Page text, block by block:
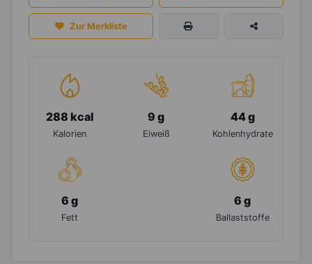
Zur Merkliste
288 kcal
Kalorien
9 g
Eiweiß
44 g
Kohlenhydrate
6 g
Fett
6 g
Ballaststoffe